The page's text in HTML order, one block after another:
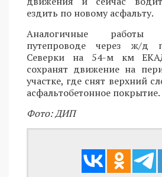
ездить по новому асфальту.
Аналогичные
путепроводе через ж/д
Северки на 54-м км
сохранят движение на
участке, где снят верхний
асфальтобетонное покрытие.
Фото: ДИП